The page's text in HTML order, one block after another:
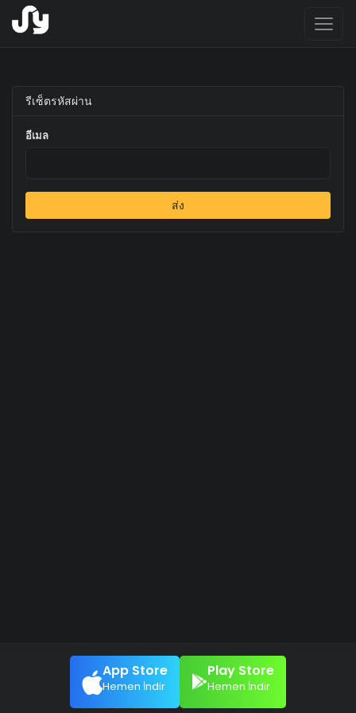
รีเซ็ตรหัสผ่าน
อีเมล
ส่ง
App Store
Hemen İndir
Play Store
Hemen İndir